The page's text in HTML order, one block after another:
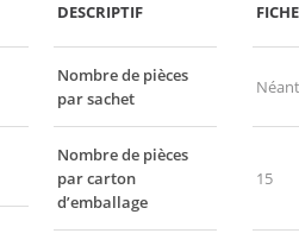
DESCRIPTIF
Nombre de pièces
par sachet
Néant
Nombre de pièces
par carton
d’emballage
15